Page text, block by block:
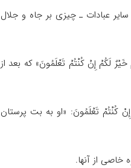
عبادات ـ چیزى بر جاه و جلال
لَکُمْ إِنْ کُنْتُمْ تَعْلَمُونَ» که بعد از
إِنْ کُنْتُمْ تَعْلَمُونَ: «او به بت پرستان
از آنها.